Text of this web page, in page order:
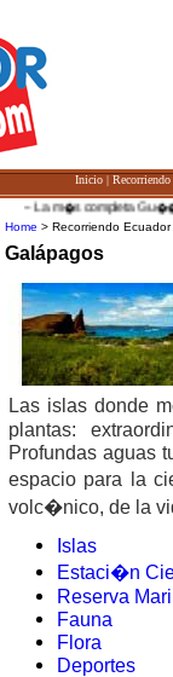
Inicio | Recorriendo
-- La m�s completa Gu��a
Home > Recorriendo
Galápagos
Las islas donde
plantas:
Profundas aguas
espacio para la
volc�nico, de la
Islas
Estaci�n
Reserva
Fauna
Flora
Deportes